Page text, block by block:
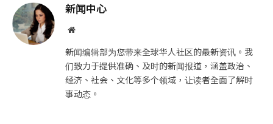
新闻中心
网
新闻编辑部为您带来全球华人社区的最新资讯。我
们致力于提供准确、及时的新闻报道，涵盖政治、
经济、社会、文化等多个领域，让读者全面了解时
事动态。